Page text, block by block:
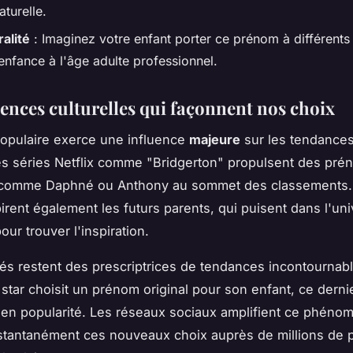
: Imaginez votre enfant porter ce prénom à différents
à l'âge adulte professionnel.
culturelles qui façonnent nos choix
exerce une influence majeure sur les
séries Netflix comme "Bridgerton" propulsent des
Daphné ou Anthony au sommet des
également les futurs parents, qui puisent dans
trouver l'inspiration.
restent des prescriptrices de tendances
choisit un prénom original pour son enfant, ce
popularité. Les réseaux sociaux amplifient ce
ces nouveaux choix auprès de millions de